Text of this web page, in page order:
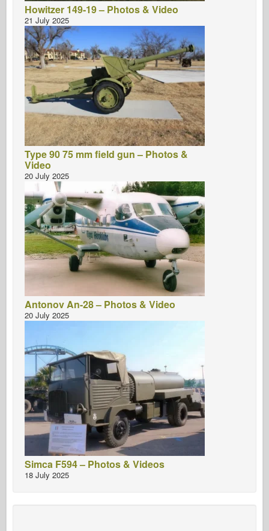
Howitzer 149-19 – Photos & Video
21 July 2025
Type 90 75 mm field gun – Photos &
Video
20 July 2025
Antonov An-28 – Photos & Video
20 July 2025
Simca F594 – Photos & Videos
18 July 2025